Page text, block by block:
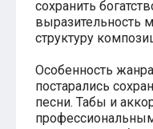
Ла ла Ленд
Ромео и Джульетта
Бумер
Король лев (2019)
Брат-2
Властелин колец:
сохранить
выразительность
структуру
Особенность
постарались
песни. Табы и